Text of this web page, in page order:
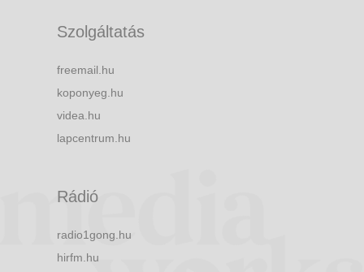
Szolgáltatás
freemail.hu
koponyeg.hu
videa.hu
lapcentrum.hu
Rádió
radio1gong.hu
hirfm.hu